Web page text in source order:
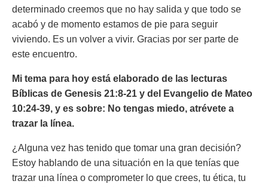
determinado creemos que no hay salida y que todo se
acabó y de momento estamos de pie para seguir
viviendo. Es un volver a vivir. Gracias por ser parte de
este encuentro.
Mi tema para hoy está elaborado de las lecturas
Bíblicas de Genesis 21:8-21 y del Evangelio de Mateo
10:24-39, y es sobre: No tengas miedo, atrévete a
trazar la línea.
¿Alguna vez has tenido que tomar una gran decisión?
Estoy hablando de una situación en la que tenías que
trazar una línea o comprometer lo que crees, tu ética, tu